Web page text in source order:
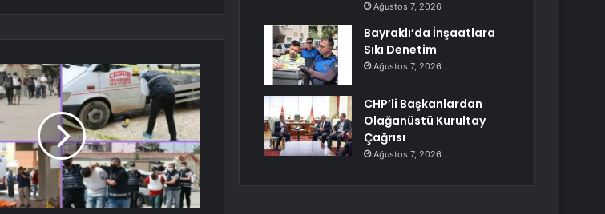
Ağustos 7, 2026
Bayraklı’da İnşaatlara
Sıkı Denetim
Ağustos 7, 2026
CHP’li Başkanlardan
Olağanüstü Kurultay
Çağrısı
Ağustos 7, 2026